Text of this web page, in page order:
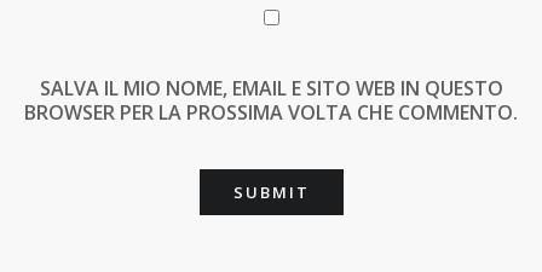
SALVA IL MIO NOME, EMAIL E SITO WEB IN QUESTO
BROWSER PER LA PROSSIMA VOLTA CHE COMMENTO.